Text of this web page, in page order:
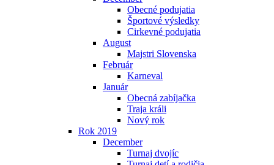
Obecné podujatia
Športové výsledky
Cirkevné podujatia
August
Majstri Slovenska
Február
Karneval
Január
Obecná zabíjačka
Traja králi
Nový rok
Rok 2019
December
Turnaj dvojíc